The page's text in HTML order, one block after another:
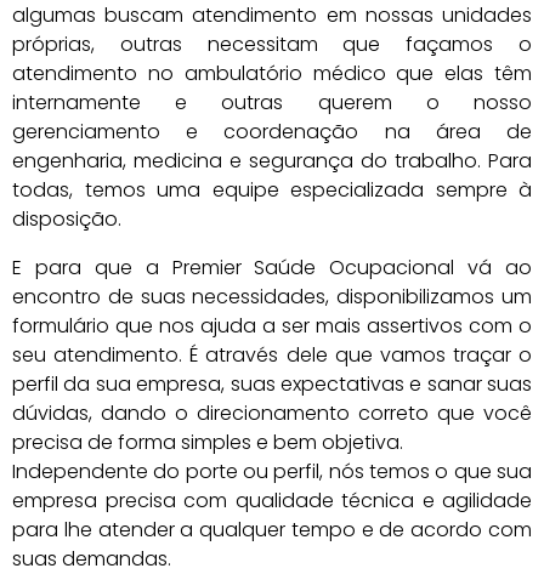
algumas buscam atendimento em nossas unidades
próprias, outras necessitam que façamos o
atendimento no ambulatório médico que elas têm
internamente e outras querem o nosso
gerenciamento e coordenação na área de
engenharia, medicina e segurança do trabalho. Para
todas, temos uma equipe especializada sempre à
disposição.
E para que a Premier Saúde Ocupacional vá ao
encontro de suas necessidades, disponibilizamos um
formulário que nos ajuda a ser mais assertivos com o
seu atendimento. É através dele que vamos traçar o
perfil da sua empresa, suas expectativas e sanar suas
dúvidas, dando o direcionamento correto que você
precisa de forma simples e bem objetiva.
Independente do porte ou perfil, nós temos o que sua
empresa precisa com qualidade técnica e agilidade
para lhe atender a qualquer tempo e de acordo com
suas demandas.